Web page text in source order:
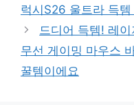
럭시S26 울트라 득템
드디어 득템! 레
무선 게이밍 마우스
꿀템이에요